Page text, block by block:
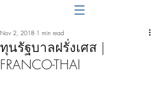
ทุนรัฐบาลฝรั่งเศส |
FRANCO-THAI
Nov 2, 2018 1 min read